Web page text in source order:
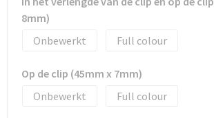
8mm)
Onbewerkt
Full colour
Op de clip (45mm x 7mm)
Onbewerkt
Full colour